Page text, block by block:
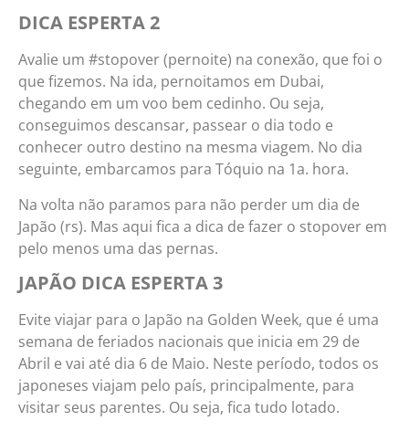
DICA ESPERTA 2
Avalie um #stopover (pernoite) na conexão, que foi o
que fizemos. Na ida, pernoitamos em Dubai,
chegando em um voo bem cedinho. Ou seja,
conseguimos descansar, passear o dia todo e
conhecer outro destino na mesma viagem. No dia
seguinte, embarcamos para Tóquio na 1a. hora.
Na volta não paramos para não perder um dia de
Japão (rs). Mas aqui fica a dica de fazer o stopover em
pelo menos uma das pernas.
JAPÃO DICA ESPERTA 3
Evite viajar para o Japão na Golden Week, que é uma
semana de feriados nacionais que inicia em 29 de
Abril e vai até dia 6 de Maio. Neste período, todos os
japoneses viajam pelo país, principalmente, para
visitar seus parentes. Ou seja, fica tudo lotado.